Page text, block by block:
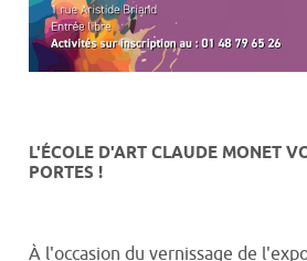
L'ÉCOLE D'ART CLAUDE MONET
PORTES !
À l'occasion du vernissage de